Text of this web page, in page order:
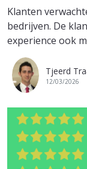
Klanten
bedrijven. De
experience ook
Tjeerd
12/03/2026